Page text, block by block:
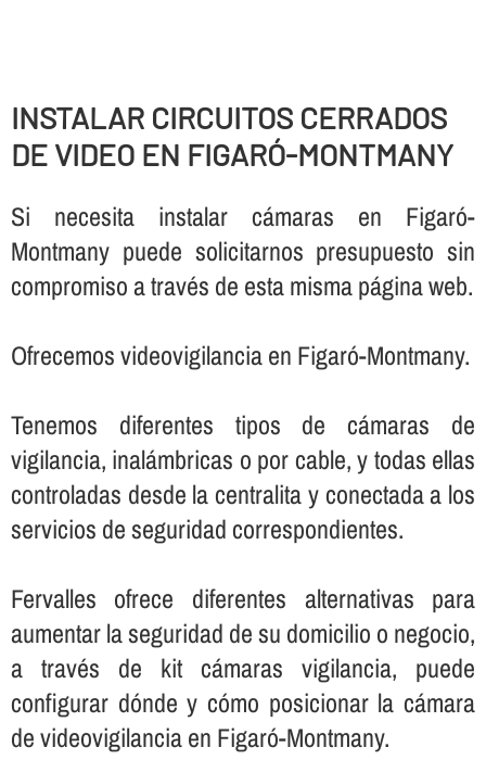
INSTALAR CIRCUITOS CERRADOS
DE VIDEO EN FIGARÓ-MONTMANY
Si necesita instalar cámaras en Figaró-
Montmany puede solicitarnos presupuesto sin
compromiso a través de esta misma página web.
Ofrecemos videovigilancia en Figaró-Montmany.
Tenemos diferentes tipos de cámaras de
vigilancia, inalámbricas o por cable, y todas ellas
controladas desde la centralita y conectada a los
servicios de seguridad correspondientes.
Fervalles ofrece diferentes alternativas para
aumentar la seguridad de su domicilio o negocio,
a través de kit cámaras vigilancia, puede
configurar dónde y cómo posicionar la cámara
de videovigilancia en Figaró-Montmany.